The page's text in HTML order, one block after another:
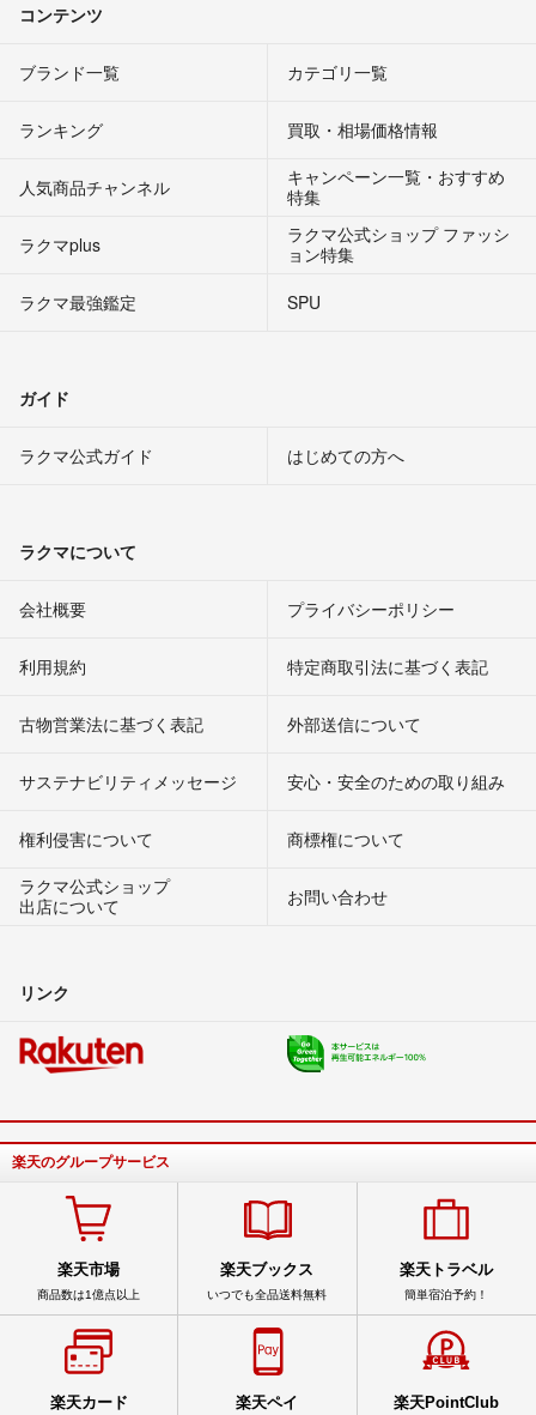
コンテンツ
ブランド一覧 カテゴリ一覧
ランキング 買取・相場価格情報
人気商品チャンネル
キャンペーン一覧・おすすめ
特集
ラクマplus
ラクマ公式ショップ ファッシ
ョン特集
ラクマ最強鑑定
SPU
ガイド
ラクマ公式ガイド はじめての方へ
ラクマについて
会社概要 プライバシーポリシー
利用規約 特定商取引法に基づく表記
古物営業法に基づく表記 外部送信について
サステナビリティメッセージ 安心・安全のための取り組み
権利侵害について
商標権について
ラクマ公式ショップ
出店について
お問い合わせ
リンク
楽天のグループサービス
楽天市場
商品数は1億点以上
楽天ブックス
いつでも全品送料無料
楽天トラベル
簡単宿泊予約！
楽天カード 楽天ペイ 楽天PointClub